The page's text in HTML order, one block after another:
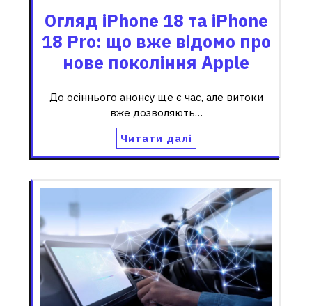
Огляд iPhone 18 та iPhone
18 Pro: що вже відомо про
нове покоління Apple
До осіннього анонсу ще є час, але витоки
вже дозволяють…
Читати далі